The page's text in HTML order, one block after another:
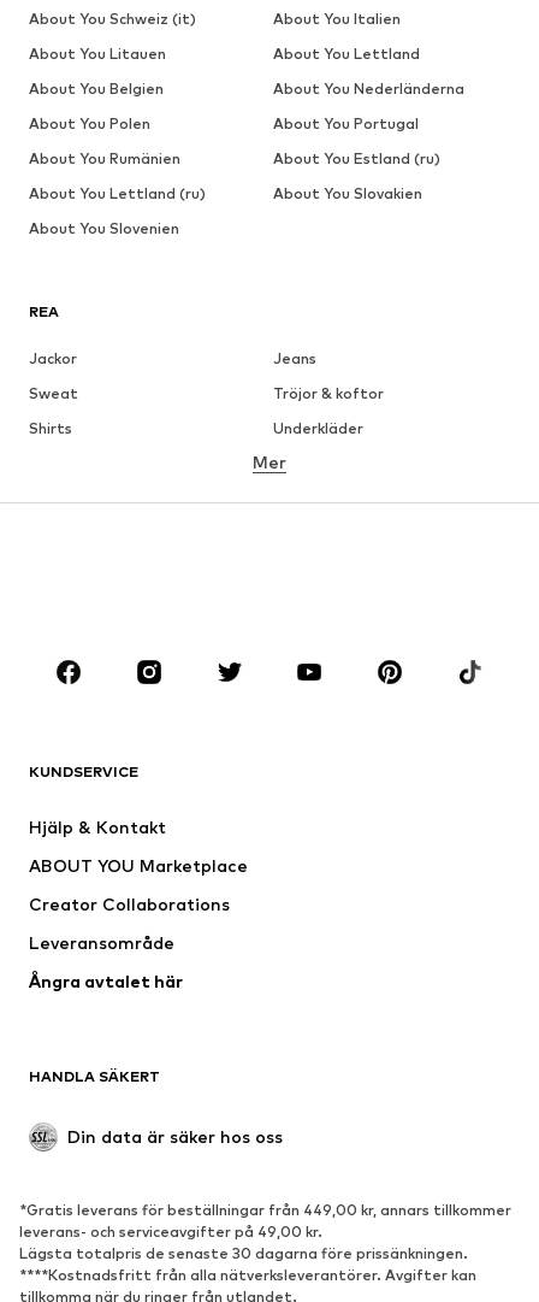
REA
Jackor
Jeans
Sweat
Tröjor & koftor
Shirts
Underkläder
Skjortor
Rockar
Kostymer & kavajer
KLÄDER
Jackor
Badkläder
Tillfällen
Upcycling
Nytt
Boots & stövlar
Lågskor
SPORT
Sportkläder Sporttyper
Mer
KUNDSERVICE
Hjälp & Kontakt
ABOUT YOU Marketplace
Creator Collaborations
Leveransområde
Ångra avtalet här
HANDLA SÄKERT
Din data är säker hos oss
*Gratis leverans för beställningar från 449,00 kr, annars tillkommer
leverans- och serviceavgifter på 49,00 kr.
Lägsta totalpris de senaste 30 dagarna före prissänkningen.
****Kostnadsfritt från alla nätverksleverantörer. Avgifter kan
tillkomma när du ringer från utlandet.
About You Schweiz (it)
About You Italien
About You Litauen
About You Lettland
About You Belgien
About You Nederländerna
About You Polen
About You Portugal
About You Rumänien
About You Estland (ru)
About You Lettland (ru)
About You Slovakien
About You Slovenien